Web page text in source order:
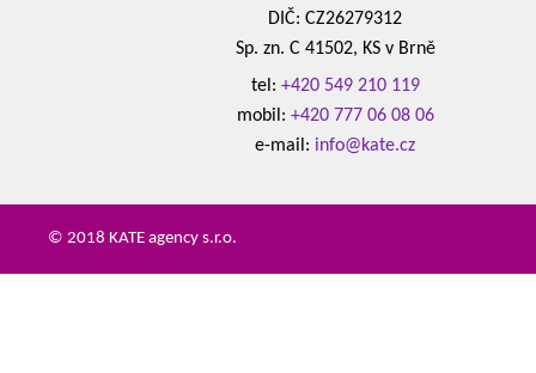
DIČ: CZ26279312
Sp. zn. C 41502, KS v Brně
tel: +420 549 210 119
mobil: +420 777 06 08 06
e-mail: info@kate.cz
© 2018 KATE agency s.r.o.